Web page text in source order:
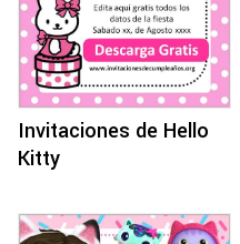
Invitaciones de Hello
Kitty